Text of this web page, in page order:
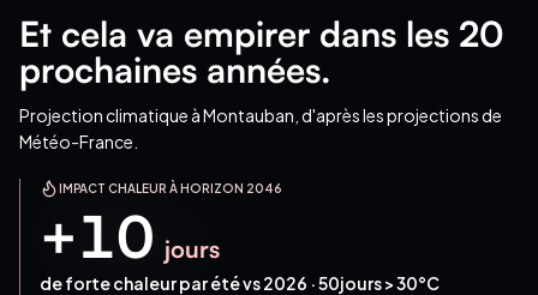
Et cela va empirer dans les 20
prochaines années.
Projection climatique à Montauban , d'après les projections de
Météo-France.
IMPACT CHALEUR À HORIZON 2046
+10 jours
de forte chaleur par été vs 2026 ·50jours > 30°C